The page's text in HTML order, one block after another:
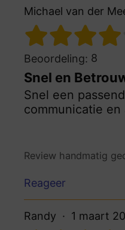
Michael van der
Beoordeling: 8
Snel en
Snel een
communicatie
Review handmatig
Reageer
Randy 1 maart